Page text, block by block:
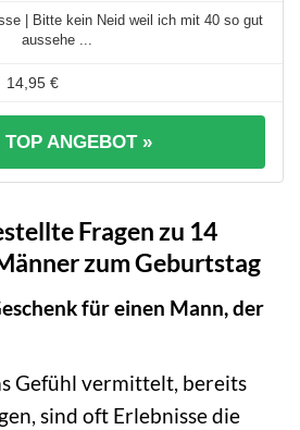
| Bitte kein Neid weil ich mit 40 so gut
aussehe ...
14,95 €
TOP ANGEBOT »
Fragen zu 14
zum Geburtstag
für einen Mann, der
Gefühl vermittelt, bereits
sind oft Erlebnisse die